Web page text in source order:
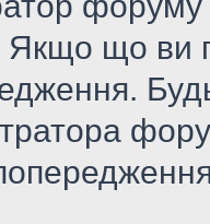
Якщо що